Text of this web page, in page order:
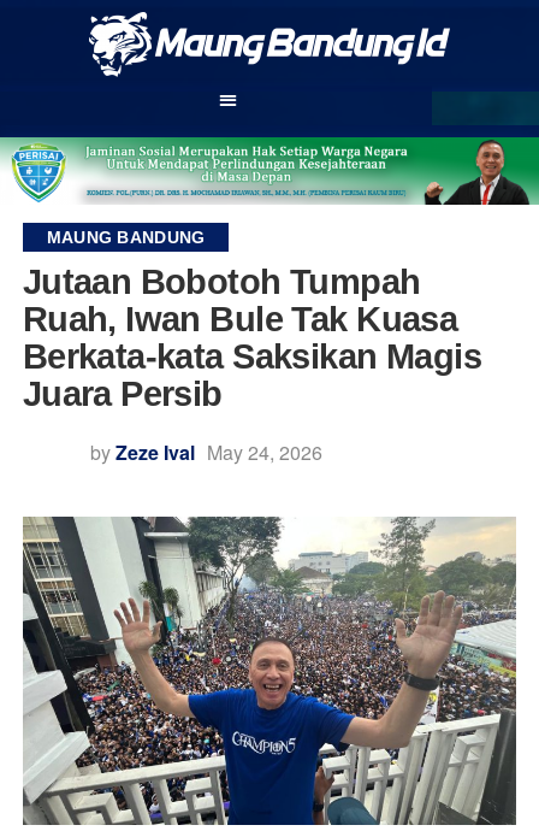
MAUNG BANDUNG
Jutaan Bobotoh Tumpah
Ruah, Iwan Bule Tak Kuasa
Berkata-kata Saksikan Magis
Juara Persib
byZeze Ival May 24, 2026